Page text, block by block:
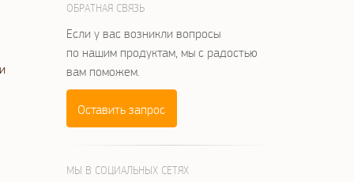
ОБРАТНАЯ СВЯЗЬ
Если у вас возникли вопросы
по нашим продуктам, мы с радостью
вам поможем.
Оставить запрос
МЫ В СОЦИАЛЬНЫХ СЕТЯХ